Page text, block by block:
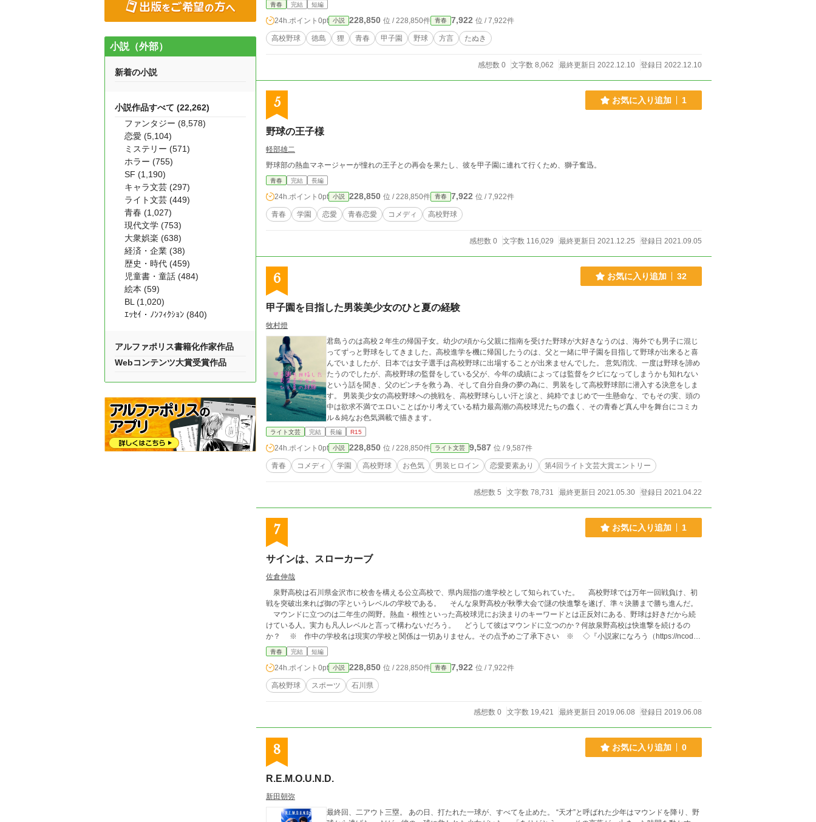
青春 完結 短編
24h.ポイント 0pt 小説 228,850 位 / 228,850件 青春 7,922 位 / 7,922件
高校野球 徳島 狸 青春 甲子園 野球 方言 たぬき
感想数 0 文字数 8,062 最終更新日 2022.12.10 登録日 2022.12.10
5 お気に入り追加 1
野球の王子様
軽部雄二
野球部の熱血マネージャーが憧れの王子との再会を果たし、彼を甲子園に連れて行くため、獅子奮迅。
青春 完結 長編
24h.ポイント 0pt 小説 228,850 位 / 228,850件 青春 7,922 位 / 7,922件
青春 学園 恋愛 青春恋愛 コメディ 高校野球
感想数 0 文字数 116,029 最終更新日 2021.12.25 登録日 2021.09.05
6 お気に入り追加 32
甲子園を目指した男装美少女のひと夏の経験
牧村燈
君島うのは高校２年生の帰国子女。幼少の頃から父親に指南を受けた野球が大好きなうのは、海外でも男子に混じ
ってずっと野球をしてきました。高校進学を機に帰国したうのは、父と一緒に甲子園を目指して野球が出来ると喜
んでいましたが、日本では女子選手は高校野球に出場することが出来ませんでした。 意気消沈、一度は野球を諦め
たうのでしたが、高校野球の監督をしている父が、今年の成績によっては監督をクビになってしまうかも知れない
という話を聞き、父のピンチを救う為、そして自分自身の夢の為に、男装をして高校野球部に潜入する決意をしま
す。 男装美少女の高校野球への挑戦を、高校野球らしい汗と涙と、純粋でまじめで一生懸命な、でもその実、頭の
中は欲求不満でエロいことばかり考えている精力最高潮の高校球児たちの蠢く、その青春ど真ん中を舞台にコミカ
ル＆純なお色気満載で描きます。
ライト文芸 完結 長編 R15
24h.ポイント 0pt 小説 228,850 位 / 228,850件 ライト文芸 9,587 位 / 9,587件
青春 コメディ 学園 高校野球 お色気 男装ヒロイン 恋愛要素あり 第4回ライト文芸大賞エントリー
感想数 5 文字数 78,731 最終更新日 2021.05.30 登録日 2021.04.22
7 お気に入り追加 1
サインは、スローカーブ
佐倉伸哉
泉野高校は石川県金沢市に校舎を構える公立高校で、県内屈指の進学校として知られていた。 高校野球では万年一回戦負け、初
戦を突破出来れば御の字というレベルの学校である。 そんな泉野高校が秋季大会で謎の快進撃を遂げ、準々決勝まで勝ち進んだ。
マウンドに立つのは二年生の岡野。熱血・根性といった高校球児にお決まりのキーワードとは正反対にある、野球は好きだから続
けている人。実力も凡人レベルと言って構わないだろう。 どうして彼はマウンドに立つのか？何故泉野高校は快進撃を続けるの
か？ ※ 作中の学校名は現実の学校と関係は一切ありません。その点予めご了承下さい ※ ◇『小説家になろう（https://ncode.
syosetu.com/n3264eo/ ）』、私が運営するサイト『海の見える高台の家』でも同時掲載
青春 完結 短編
24h.ポイント 0pt 小説 228,850 位 / 228,850件 青春 7,922 位 / 7,922件
高校野球 スポーツ 石川県
感想数 0 文字数 19,421 最終更新日 2019.06.08 登録日 2019.06.08
8 お気に入り追加 0
R.E.M.O.U.N.D.
新田朝弥
最終回、二アウト三塁。 あの日、打たれた一球が、すべてを止めた。 “天才”と呼ばれた少年はマウンドを降り、野
小説（外部）
新着の小説
小説作品すべて (22,262)
ファンタジー (8,578)
恋愛 (5,104)
ミステリー (571)
ホラー (755)
SF (1,190)
キャラ文芸 (297)
ライト文芸 (449)
青春 (1,027)
現代文学 (753)
大衆娯楽 (638)
経済・企業 (38)
歴史・時代 (459)
児童書・童話 (484)
絵本 (59)
BL (1,020)
ｴｯｾｲ・ﾉﾝﾌｨｸｼｮﾝ (840)
アルファポリス書籍化作家作品
Webコンテンツ大賞受賞作品